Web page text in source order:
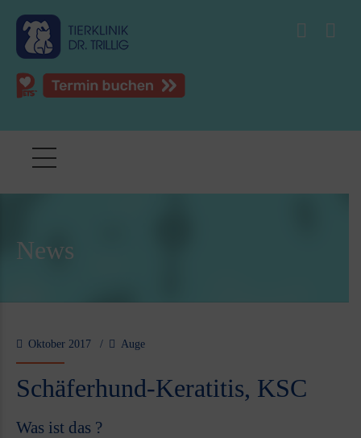
News
Oktober 2017 Auge
Schäferhund-Keratitis, KSC
Was ist das ?